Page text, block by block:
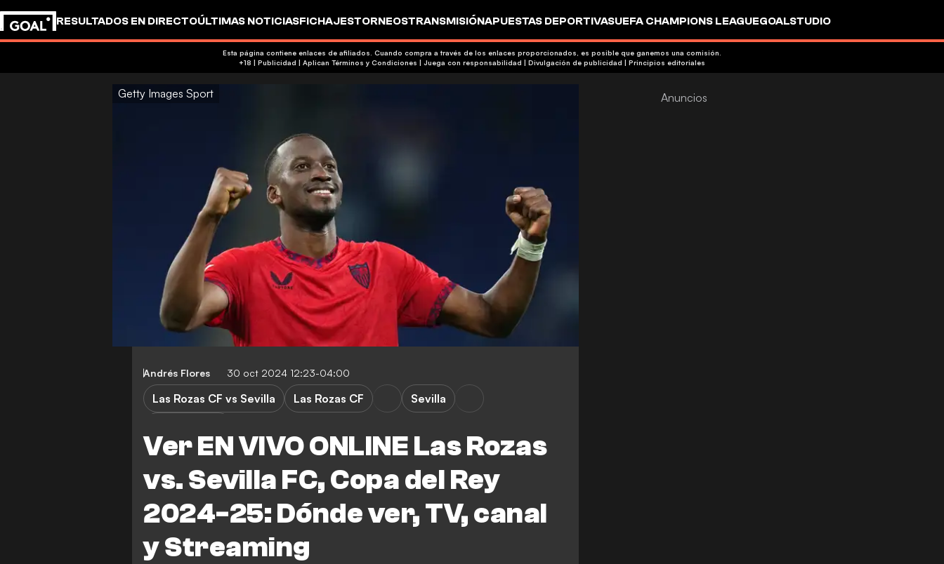
RESULTADOS EN DIRECTOÚLTIMAS NOTICIASFICHAJESTORNEOSTRANSMISIÓNAPUESTAS DEPORTIVASUEFA CHAMPIONS LEAGUEGOALSTUDIO
Esta página contiene enlaces de afiliados. Cuando compra a través de los enlaces proporcionados, es posible que ganemos una comisión.
+18 | Publicidad | Aplican Términos y Condiciones | Juega con responsabilidad | Divulgación de publicidad | Principios editoriales
Getty Images Sport
Andrés Flores 30 oct 2024 12:23-04:00
Ver EN VIVO ONLINE Las Rozas
vs. Sevilla FC, Copa del Rey
2024-25: Dónde ver, TV, canal
y Streaming
Las Rozas CF vs Sevilla Las Rozas CF
Sevilla